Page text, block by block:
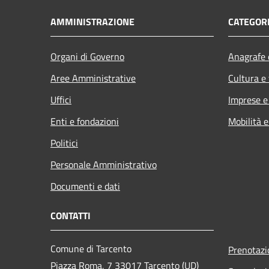
AMMINISTRAZIONE
Organi di Governo
Aree Amministrative
Uffici
Enti e fondazioni
Politici
Personale Amministrativo
Documenti e dati
Cultura
Imprese
Mobilità
CONTATTI
Comune di Tarcento
Piazza Roma, 7 33017 Tarcento (UD)